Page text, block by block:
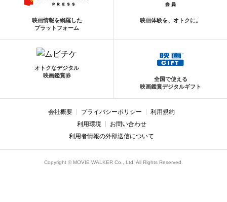
映画情報を網羅した
プラットフォーム
映画体験を、オトクに。
オトクなデジタル
映画鑑賞券
全国で使える
映画鑑賞デジタルギフト
会社概要 プライバシーポリシー
利用規約
利用環境
お問い合わせ
利用者情報の外部送信について
Copyright © MOVIE WALKER Co., Ltd. All Rights Reserved.